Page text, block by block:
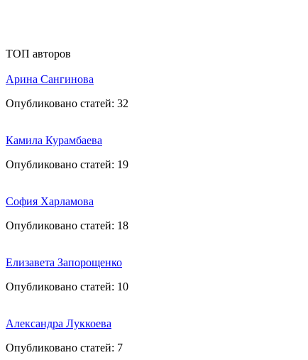
ТОП авторов
Арина Сангинова
Опубликовано статей: 32
Камила Курамбаева
Опубликовано статей: 19
София Харламова
Опубликовано статей: 18
Елизавета Запорощенко
Опубликовано статей: 10
Александра Луккоева
Опубликовано статей: 7